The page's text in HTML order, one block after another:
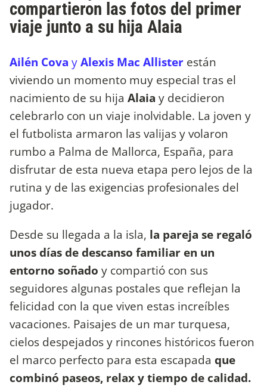
compartieron las fotos del primer
viaje junto a su hija Alaia
Ailén Cova yAlexis Mac Allister están
viviendo un momento muy especial tras el
nacimiento de su hija Alaia y decidieron
celebrarlo con un viaje inolvidable. La joven y
el futbolista armaron las valijas y volaron
rumbo a Palma de Mallorca, España, para
disfrutar de esta nueva etapa pero lejos de la
rutina y de las exigencias profesionales del
jugador.
Desde su llegada a la isla, la pareja se regaló
unos días de descanso familiar en un
entorno soñado y compartió con sus
seguidores algunas postales que reflejan la
felicidad con la que viven estas increíbles
vacaciones. Paisajes de un mar turquesa,
cielos despejados y rincones históricos fueron
el marco perfecto para esta escapada que
combinó paseos, relax y tiempo de calidad.